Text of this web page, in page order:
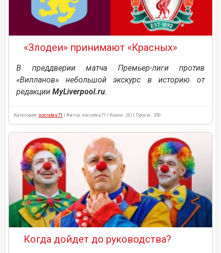
«Злодеи» принимают «Красных»
В преддверии матча Премьер-лиги против
«Вилланов» небольшой экскурс в историю от
редакции MyLiverpool.ru.
Категория: socrates71 | Автор: socrates71 | Комм.: (0) | Просм.: 350
Когда дойдет до руководства?